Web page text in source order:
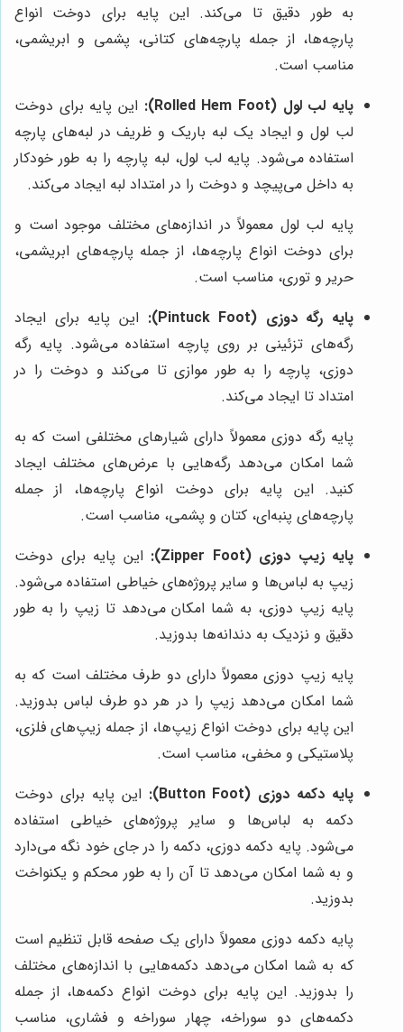
به طور دقیق تا می‌کند. این پایه برای دوخت انواع
پارچه‌ها، از جمله پارچه‌های کتانی، پشمی و ابریشمی،
مناسب است.
پایه لب لول (Rolled Hem Foot):
این پایه برای دوخت
لب لول و ایجاد یک لبه باریک و ظریف در لبه‌های پارچه
استفاده می‌شود. پایه لب لول، لبه پارچه را به طور خودکار
به داخل می‌پیچد و دوخت را در امتداد لبه ایجاد می‌کند.
پایه لب لول معمولاً در اندازه‌های مختلف موجود است و
برای دوخت انواع پارچه‌ها، از جمله پارچه‌های ابریشمی،
حریر و توری، مناسب است.
پایه رگه دوزی (Pintuck Foot):
این پایه برای ایجاد
رگه‌های تزئینی بر روی پارچه استفاده می‌شود. پایه رگه
دوزی، پارچه را به طور موازی تا می‌کند و دوخت را در
امتداد تا ایجاد می‌کند.
پایه رگه دوزی معمولاً دارای شیارهای مختلفی است که به
شما امکان می‌دهد رگه‌هایی با عرض‌های مختلف ایجاد
کنید. این پایه برای دوخت انواع پارچه‌ها، از جمله
پارچه‌های پنبه‌ای، کتان و پشمی، مناسب است.
پایه زیپ دوزی (Zipper Foot):
این پایه برای دوخت
زیپ به لباس‌ها و سایر پروژه‌های خیاطی استفاده می‌شود.
پایه زیپ دوزی، به شما امکان می‌دهد تا زیپ را به طور
دقیق و نزدیک به دندانه‌ها بدوزید.
پایه زیپ دوزی معمولاً دارای دو طرف مختلف است که به
شما امکان می‌دهد زیپ را در هر دو طرف لباس بدوزید.
این پایه برای دوخت انواع زیپ‌ها، از جمله زیپ‌های فلزی،
پلاستیکی و مخفی، مناسب است.
پایه دکمه دوزی (Button Foot):
این پایه برای دوخت
دکمه به لباس‌ها و سایر پروژه‌های خیاطی استفاده
می‌شود. پایه دکمه دوزی، دکمه را در جای خود نگه می‌دارد
و به شما امکان می‌دهد تا آن را به طور محکم و یکنواخت
بدوزید.
پایه دکمه دوزی معمولاً دارای یک صفحه قابل تنظیم است
که به شما امکان می‌دهد دکمه‌هایی با اندازه‌های مختلف
را بدوزید. این پایه برای دوخت انواع دکمه‌ها، از جمله
دکمه‌های دو سوراخه، چهار سوراخه و فشاری، مناسب